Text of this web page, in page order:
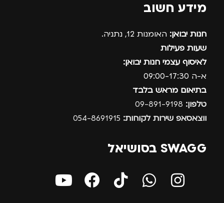
מידע חשוב
חנות יבואן: האומנות 12, נתניה.
שעות פעילות
לאיסוף עצמי חנות יבואן:
א-ה 09:00-17:30
בתיאום מראש בלבד
טלפון:
ווצאסאפ שירות לקוחות:
SWAGG בסושיאל